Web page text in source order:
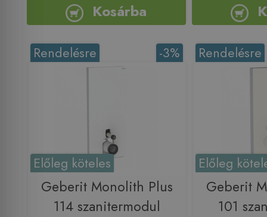
Kosárba
-3%
Rendelésre
Előleg köteles
Geberit Monolith Plus
114 szanitermodul
Rendelésre
Előleg
Geberit
101